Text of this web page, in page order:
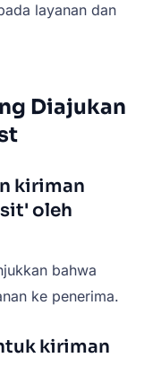
layanan dan
Diajukan
kiriman
oleh
bahwa
ke penerima.
kiriman